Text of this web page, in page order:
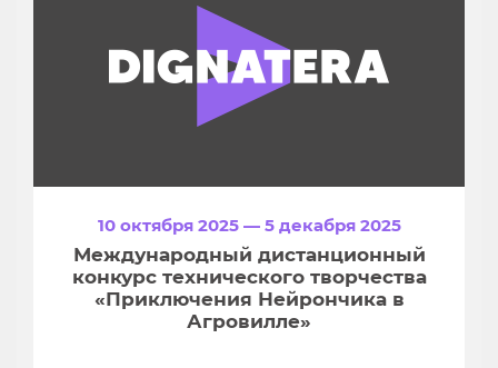
10 октября 2025 — 5 декабря 2025
Международный дистанционный
конкурс технического творчества
«Приключения Нейрончика в
Агровилле»